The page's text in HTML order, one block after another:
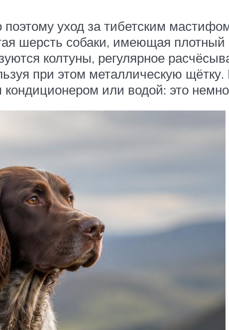
уход за тибетским
шерсть собаки, имеющая
колтуны, регулярное
при этом металлическую
или водой: это